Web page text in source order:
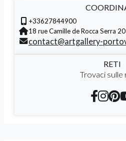
+33627844900
18 rue Camille de Rocca Serra
contact@artgallery-
RETI
Trovaci sulle